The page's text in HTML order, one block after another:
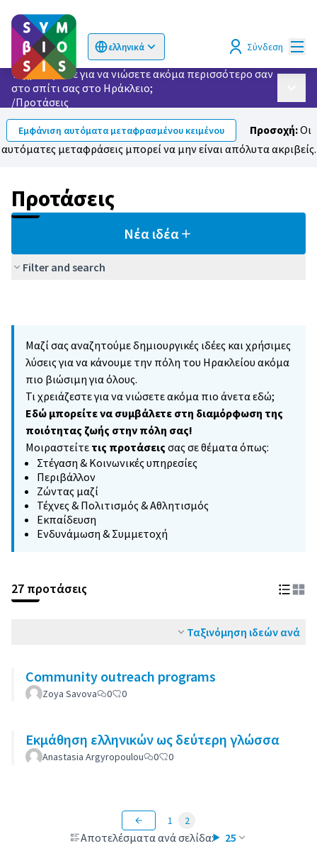
ελληνικά
Choose language Επιλογή γλώσσας Σύνδεση
Τι χρειάζεστε για να νιώσετε ακόμα περισσότερο σαν
στο σπίτι σας στο Ηράκλειο;
/Προτάσεις
Εμφάνιση αυτόματα μεταφρασμένου κειμένου Προσοχή:Οι
αυτόματες μεταφράσεις μπορεί να μην είναι απόλυτα ακριβείς.
Προτάσεις
Νέα ιδέα
Filter and search
Μαζί σας αναζητούμε δημιουργικές ιδέες και χρήσιμες
λύσεις για να κάνουμε την πόλη του Ηρακλείου ακόμα
πιο βιώσιμη για όλους.
Τι χρειάζεστε για να νιώσετε ακόμα πιο άνετα εδώ;
Εδώ μπορείτε να συμβάλετε στη διαμόρφωση της
ποιότητας ζωής στην πόλη σας!
Μοιραστείτε τις προτάσεις σας σε θέματα όπως:
Στέγαση & Κοινωνικές υπηρεσίες
Περιβάλλον
Ζώντας μαζί
Τέχνες & Πολιτισμός & Αθλητισμός
Εκπαίδευση
Ενδυνάμωση & Συμμετοχή
27 προτάσεις
Ταξινόμηση ιδεών ανά
Community outreach programs
Zoya Savova 0 0
Εκμάθηση ελληνικών ως δεύτερη γλώσσα
Anastasia Argyropoulou 0 0
Αποτελέσματα ανά σελίδα: 25
1 2